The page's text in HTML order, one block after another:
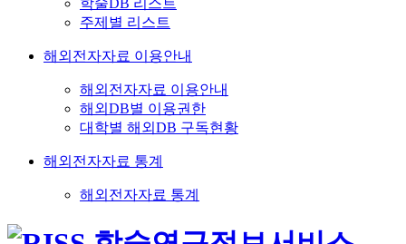
학술DB 리스트
주제별 리스트
해외전자자료 이용안내
해외전자자료 이용안내
해외DB별 이용권한
대학별 해외DB 구독현황
해외전자자료 통계
해외전자자료 통계